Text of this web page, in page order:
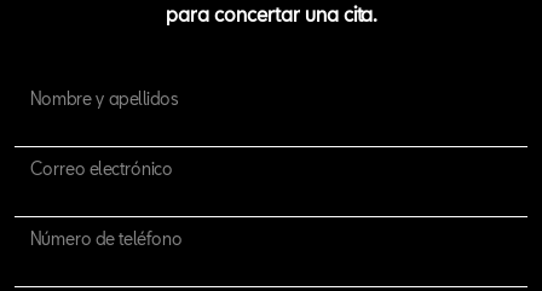
para concertar una cita.
Nombre y apellidos
Correo electrónico
Número de teléfono